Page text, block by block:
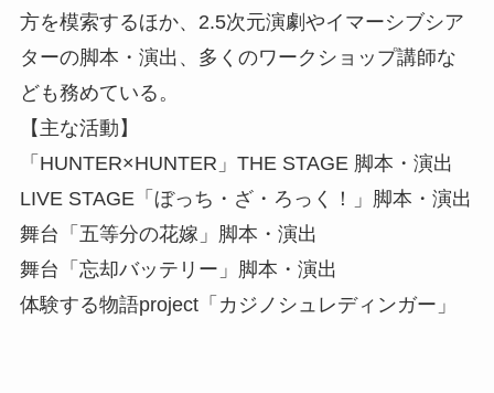
方を模索するほか、2.5次元演劇やイマーシブシア
ターの脚本・演出、多くのワークショップ講師な
ども務めている。
【主な活動】
「HUNTER×HUNTER」THE STAGE 脚本・演出
LIVE STAGE「ぼっち・ざ・ろっく！」脚本・演出
舞台「五等分の花嫁」脚本・演出
舞台「忘却バッテリー」脚本・演出
体験する物語project「カジノシュレディンガー」